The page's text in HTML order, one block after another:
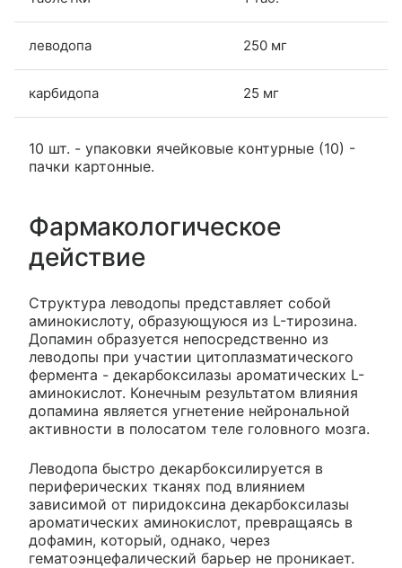
леводопа 250 мг
карбидопа 25 мг
10 шт. - упаковки ячейковые контурные (10) -
пачки картонные.
Фармакологическое
действие
Структура леводопы представляет собой
аминокислоту, образующуюся из L-тирозина.
Допамин образуется непосредственно из
леводопы при участии цитоплазматического
фермента - декарбоксилазы ароматических L-
аминокислот. Конечным результатом влияния
допамина является угнетение нейрональной
активности в полосатом теле головного мозга.
Леводопа быстро декарбоксилируется в
периферических тканях под влиянием
зависимой от пиридоксина декарбоксилазы
ароматических аминокислот, превращаясь в
дофамин, который, однако, через
гематоэнцефалический барьер не проникает.